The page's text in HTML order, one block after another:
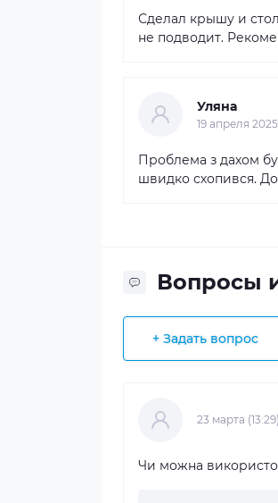
Сделал крышу и
не подводит.
Уляна
19 апреля
Проблема з дахом
швидко схопився.
Вопросы
+ Задать вопрос
23 марта (13:29)
Чи можна